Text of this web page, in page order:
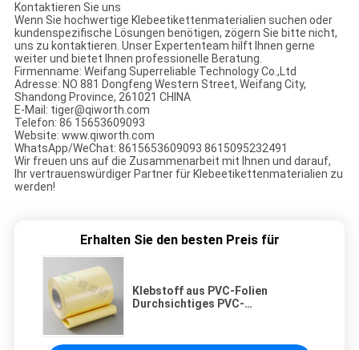
Kontaktieren Sie uns
Wenn Sie hochwertige Klebeetikettenmaterialien suchen oder
kundenspezifische Lösungen benötigen, zögern Sie bitte nicht,
uns zu kontaktieren. Unser Expertenteam hilft Ihnen gerne
weiter und bietet Ihnen professionelle Beratung.
Firmenname: Weifang Superreliable Technology Co.,Ltd
Adresse: NO 881 Dongfeng Western Street, Weifang City,
Shandong Province, 261021 CHINA
E-Mail: tiger@qiworth.com
Telefon: 86 15653609093
Website: www.qiworth.com
WhatsApp/WeChat: 8615653609093 8615095232491
Wir freuen uns auf die Zusammenarbeit mit Ihnen und darauf,
Ihr vertrauenswürdiger Partner für Klebeetikettenmaterialien zu
werden!
Erhalten Sie den besten Preis für
Klebstoff aus PVC-Folien
Durchsichtiges PVC-